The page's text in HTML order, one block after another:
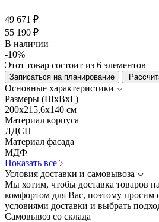
49 671 ₽
55 190 ₽
В наличии
-10%
Этот товар состоит из 6 элементов
Записаться на планирование
Основные характеристики
Размеры (ШхВхГ)
200x215,6x140 см
Материал корпуса
ЛДСП
Материал фасада
МДФ
Показать все
Условия доставки и самовывоза
Мы хотим, чтобы доставка товаров
комфортом для Вас, поэтому просим
условиями доставки и выбрать
Самовывоз со склада